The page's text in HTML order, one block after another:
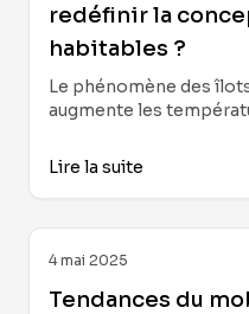
redéfinir la
habitables ?
Le phénomène des
augmente les
actuelles et découvrez
efficace et évolutive
urbains résilients et
Lire la suite
4 mai 2025
Tendances du